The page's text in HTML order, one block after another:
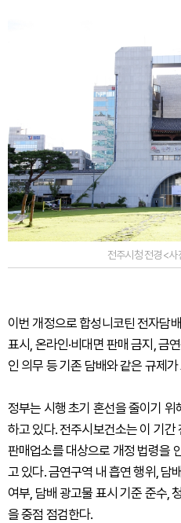
전주시청 전경 <
이번 개정으로 합성니코틴 전자담
표시, 온라인·비대면 판매 금지, 금
인 의무 등 기존 담배와 같은 규제
정부는 시행 초기 혼선을 줄이기
하고 있다. 전주시보건소는 이 기
판매업소를 대상으로 개정 법령을
고 있다. 금연구역 내 흡연 행위, 담
여부, 담배 광고물 표시 기준 준수,
을 중점 점검한다.